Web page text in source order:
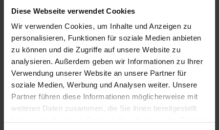
Diese Webseite verwendet Cookies
Wir verwenden Cookies, um Inhalte und Anzeigen zu
personalisieren, Funktionen für soziale Medien anbieten
zu können und die Zugriffe auf unsere Website zu
analysieren. Außerdem geben wir Informationen zu Ihrer
Verwendung unserer Website an unsere Partner für
soziale Medien, Werbung und Analysen weiter. Unsere
Partner führen diese Informationen möglicherweise mit
weiteren Daten zusammen, die Sie ihnen bereitgestellt
Vorne/Hinten
Hinten
Menge
Komplett-Set
Montagematerial